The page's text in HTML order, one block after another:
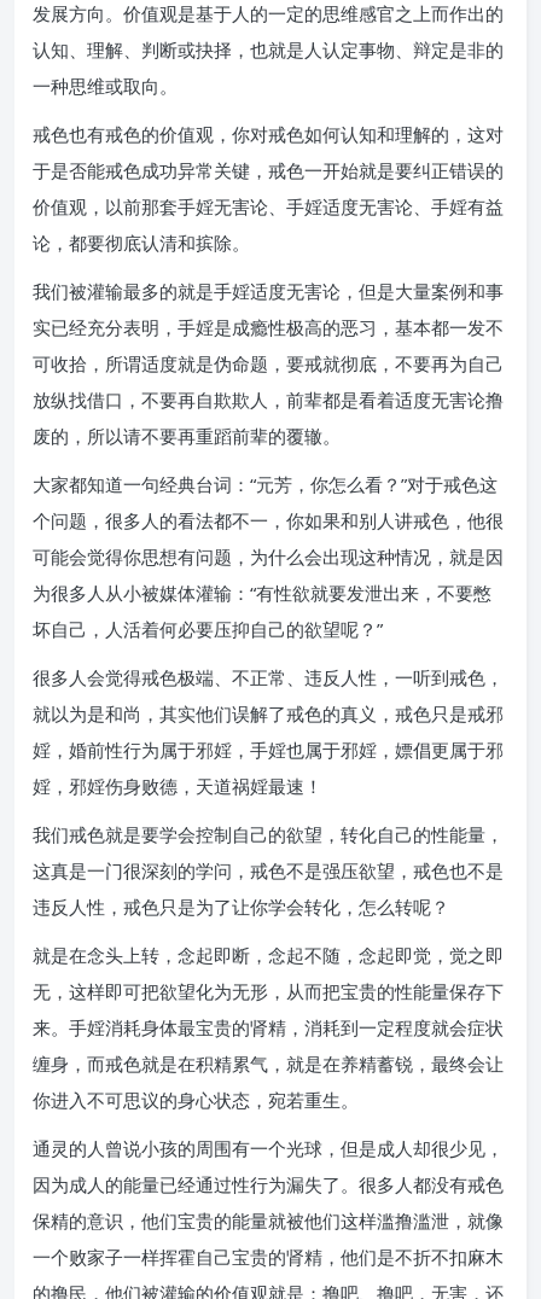
发展方向。价值观是基于人的一定的思维感官之上而作出的
认知、理解、判断或抉择，也就是人认定事物、辩定是非的
一种思维或取向。
戒色也有戒色的价值观，你对戒色如何认知和理解的，这对
于是否能戒色成功异常关键，戒色一开始就是要纠正错误的
价值观，以前那套手婬无害论、手婬适度无害论、手婬有益
论，都要彻底认清和摈除。
我们被灌输最多的就是手婬适度无害论，但是大量案例和事
实已经充分表明，手婬是成瘾性极高的恶习，基本都一发不
可收拾，所谓适度就是伪命题，要戒就彻底，不要再为自己
放纵找借口，不要再自欺欺人，前辈都是看着适度无害论撸
废的，所以请不要再重蹈前辈的覆辙。
大家都知道一句经典台词：“元芳，你怎么看？”对于戒色这
个问题，很多人的看法都不一，你如果和别人讲戒色，他很
可能会觉得你思想有问题，为什么会出现这种情况，就是因
为很多人从小被媒体灌输：“有性欲就要发泄出来，不要憋
坏自己，人活着何必要压抑自己的欲望呢？”
很多人会觉得戒色极端、不正常、违反人性，一听到戒色，
就以为是和尚，其实他们误解了戒色的真义，戒色只是戒邪
婬，婚前性行为属于邪婬，手婬也属于邪婬，嫖倡更属于邪
婬，邪婬伤身败德，天道祸婬最速！
我们戒色就是要学会控制自己的欲望，转化自己的性能量，
这真是一门很深刻的学问，戒色不是强压欲望，戒色也不是
违反人性，戒色只是为了让你学会转化，怎么转呢？
就是在念头上转，念起即断，念起不随，念起即觉，觉之即
无，这样即可把欲望化为无形，从而把宝贵的性能量保存下
来。手婬消耗身体最宝贵的肾精，消耗到一定程度就会症状
缠身，而戒色就是在积精累气，就是在养精蓄锐，最终会让
你进入不可思议的身心状态，宛若重生。
通灵的人曾说小孩的周围有一个光球，但是成人却很少见，
因为成人的能量已经通过性行为漏失了。很多人都没有戒色
保精的意识，他们宝贵的能量就被他们这样滥撸滥泄，就像
一个败家子一样挥霍自己宝贵的肾精，他们是不折不扣麻木
的撸民，他们被灌输的价值观就是：撸吧、撸吧，无害，还